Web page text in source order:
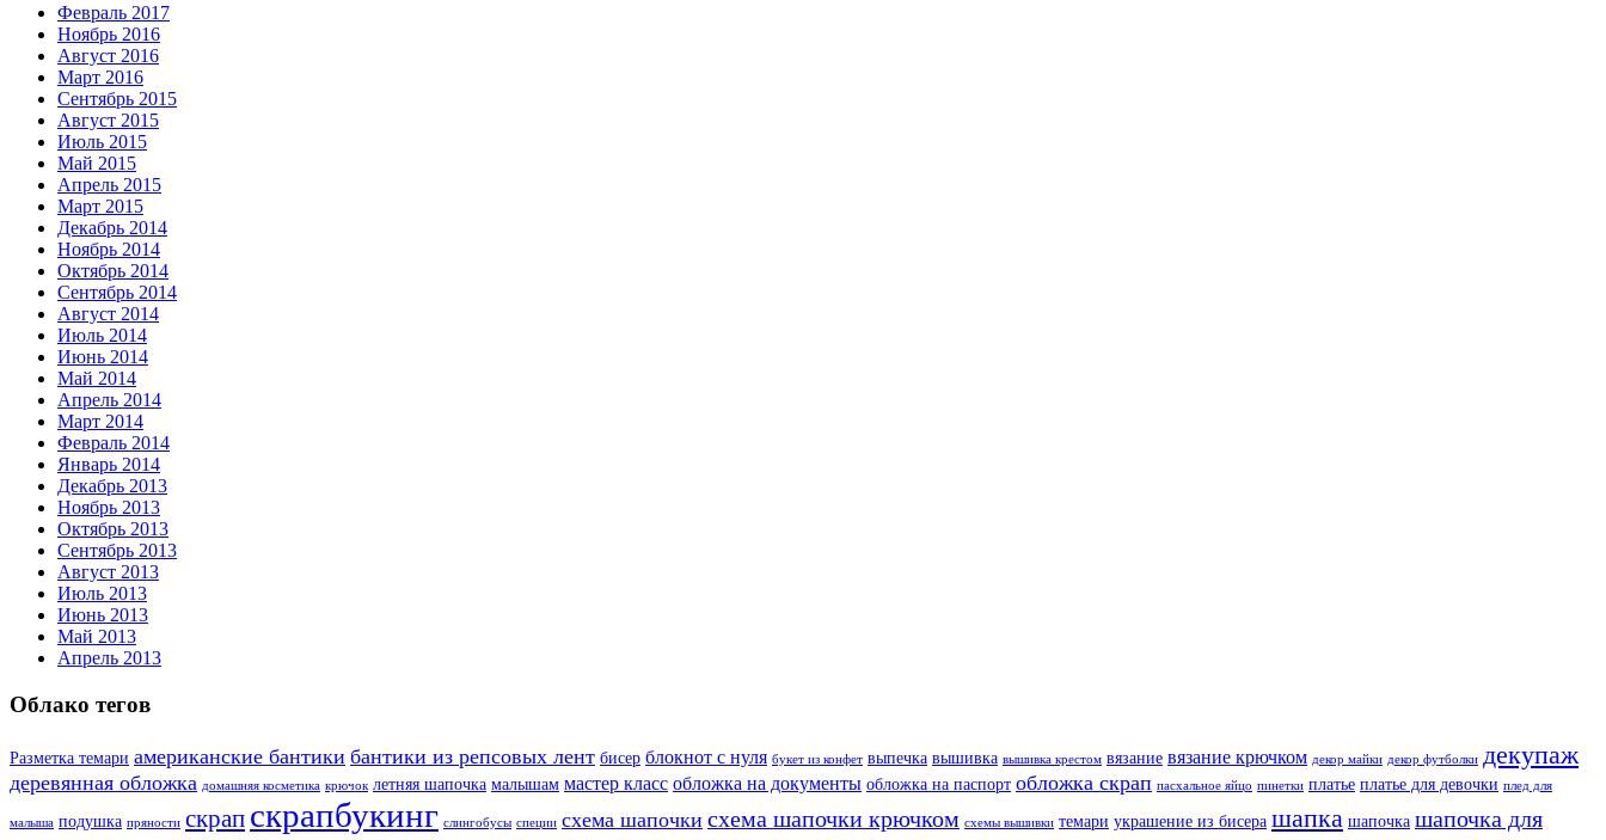
Февраль 2017
Ноябрь 2016
Август 2016
Март 2016
Сентябрь 2015
Август 2015
Июль 2015
Май 2015
Апрель 2015
Март 2015
Декабрь 2014
Ноябрь 2014
Октябрь 2014
Сентябрь 2014
Август 2014
Июль 2014
Июнь 2014
Май 2014
Апрель 2014
Март 2014
Февраль 2014
Январь 2014
Декабрь 2013
Ноябрь 2013
Октябрь 2013
Сентябрь 2013
Август 2013
Июль 2013
Июнь 2013
Май 2013
Апрель 2013
Облако тегов
Разметка темари американские бантики бантики из репсовых лент бисер блокнот с нуля букет из конфет выпечка вышивка вышивка крестом вязание вязание крючком декор майки декор футболки декупаж
деревянная обложка домашняя косметика крючок летняя шапочка малышам мастер класс обложка на документы обложка на паспорт обложка скрап пасхальное яйцо пинетки платье платье для девочки плед для
малыша подушка пряности скрап скрапбукинг слингобусы специи схема шапочки схема шапочки крючком схемы вышивки темари украшение из бисера шапка шапочка шапочка для